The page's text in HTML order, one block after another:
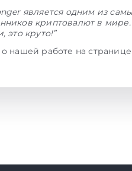
является одним из
криптовалют в
это круто!”
нашей работе на